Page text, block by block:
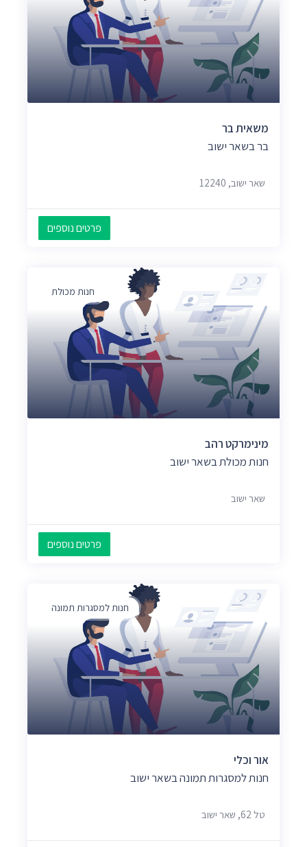
משאית בר
בר בשאר ישוב
שאר ישוב, 12240
פרטים נוספים
חנות מכולת
מינימרקט רהב
חנות מכולת בשאר ישוב
שאר ישוב
פרטים נוספים
חנות למסגרות תמונה
אור וכלי
חנות למסגרות תמונה בשאר ישוב
טל 62, שאר ישוב